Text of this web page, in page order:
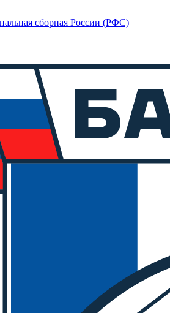
сборная России (РФС)